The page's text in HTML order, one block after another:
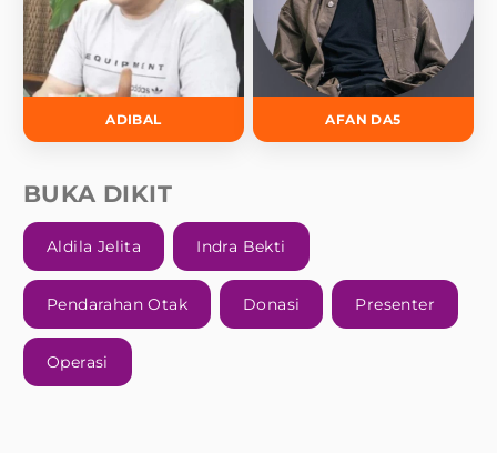
ADIBAL AFAN DA5
BUKA DIKIT
Aldila Jelita Indra Bekti
Pendarahan Otak Donasi Presenter
Operasi